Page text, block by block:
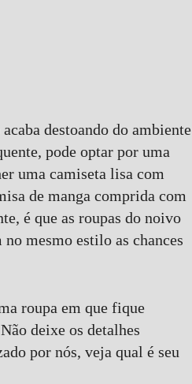
destoando do ambiente
pode optar por uma
uma camiseta lisa com
de manga comprida com
é que as roupas do noivo
mesmo estilo as chances
roupa em que fique
deixe os detalhes
por nós, veja qual é seu